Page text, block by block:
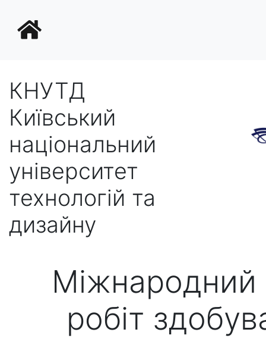
КНУТД
Київський
національний
університет
технологій та
дизайну
Міжнародний
робіт